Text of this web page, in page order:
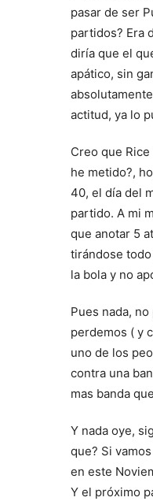
pasar de ser
partidos? Era
diría que el
apático, sin
actitud, ya lo
Creo que
he metido?,
40, el día del
partido. A mi
que anotar 5
tirándose
la bola y no
Pues nada,
perdemos ( y
uno de los
contra una
mas banda
Y nada oye,
que? Si
en este
Y el próximo